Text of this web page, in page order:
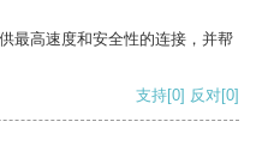
最高速度和安全性的连接，并帮
支持[0] 反对[0]